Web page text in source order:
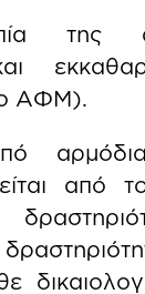
της
ΑΦΜ).
αρμόδια
από